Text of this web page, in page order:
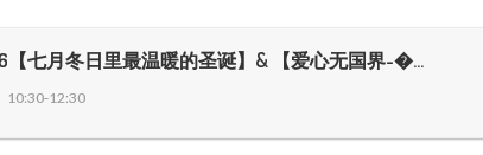
【七月冬日里最温暖的圣诞】& 【爱心无国界-�...
10:30-12:30